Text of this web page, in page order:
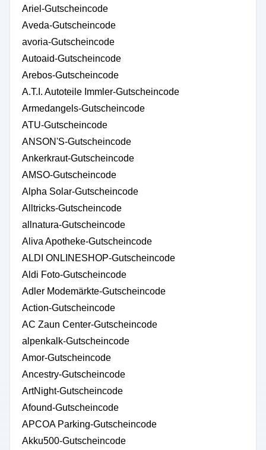
Ariel-Gutscheincode
Aveda-Gutscheincode
avoria-Gutscheincode
Autoaid-Gutscheincode
Arebos-Gutscheincode
A.T.I. Autoteile Immler-Gutscheincode
Armedangels-Gutscheincode
ATU-Gutscheincode
ANSON'S-Gutscheincode
Ankerkraut-Gutscheincode
AMSO-Gutscheincode
Alpha Solar-Gutscheincode
Alltricks-Gutscheincode
allnatura-Gutscheincode
Aliva Apotheke-Gutscheincode
ALDI ONLINESHOP-Gutscheincode
Aldi Foto-Gutscheincode
Adler Modemärkte-Gutscheincode
Action-Gutscheincode
AC Zaun Center-Gutscheincode
alpenkalk-Gutscheincode
Amor-Gutscheincode
Ancestry-Gutscheincode
ArtNight-Gutscheincode
Afound-Gutscheincode
APCOA Parking-Gutscheincode
Akku500-Gutscheincode